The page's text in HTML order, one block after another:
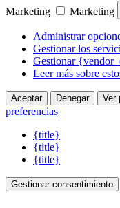
Marketing
Marketing
Administrar
Gestionar los
Gestionar
Leer más sobre
Aceptar Denegar Ver
preferencias
{title}
{title}
{title}
Gestionar consentimiento